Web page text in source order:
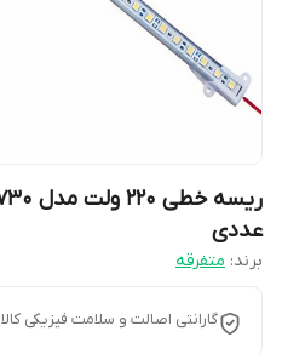
عددی
برند: متفرقه
گارانتی اصالت و سلامت فیزیکی کالا